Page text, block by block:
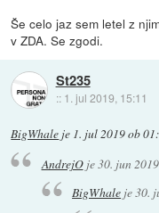
Še celo jaz sem letel z
v ZDA. Se zgodi.
St235
:: 1. jul 2019, 15:11
BigWhale je 1. jul 2019 ob
AndrejOje30. jun
BigWhale je30.